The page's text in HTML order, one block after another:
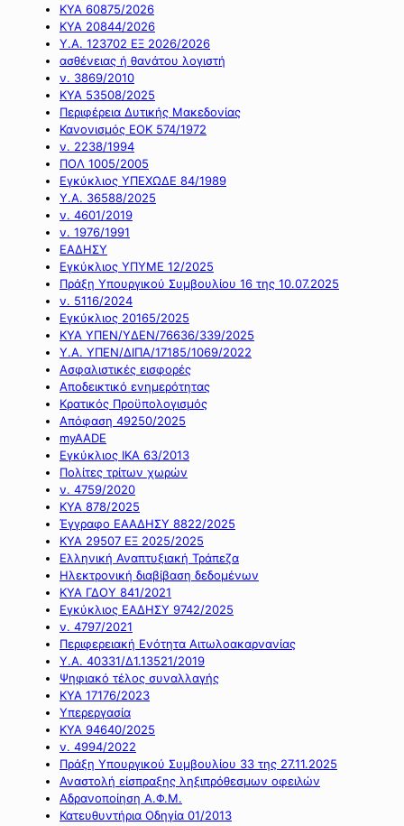
ΚΥΑ 60875/2026
ΚΥΑ 20844/2026
Υ.Α. 123702 ΕΞ 2026/2026
ασθένειας ή θανάτου λογιστή
ν. 3869/2010
ΚΥΑ 53508/2025
Περιφέρεια Δυτικής Μακεδονίας
Κανονισμός ΕΟΚ 574/1972
ν. 2238/1994
ΠΟΛ 1005/2005
Εγκύκλιος ΥΠΕΧΩΔΕ 84/1989
Υ.Α. 36588/2025
ν. 4601/2019
ν. 1976/1991
ΕΑΔΗΣΥ
Εγκύκλιος ΥΠΥΜΕ 12/2025
Πράξη Υπουργικού Συμβουλίου 16 της 10.07.2025
ν. 5116/2024
Εγκύκλιος 20165/2025
ΚΥΑ ΥΠΕΝ/ΥΔΕΝ/76636/339/2025
Υ.Α. ΥΠΕΝ/ΔΙΠΑ/17185/1069/2022
Ασφαλιστικές εισφορές
Αποδεικτικό ενημερότητας
Κρατικός Προϋπολογισμός
Απόφαση 49250/2025
myAADE
Εγκύκλιος ΙΚΑ 63/2013
Πολίτες τρίτων χωρών
ν. 4759/2020
ΚΥΑ 878/2025
Έγγραφο ΕΑΑΔΗΣΥ 8822/2025
ΚΥΑ 29507 ΕΞ 2025/2025
Ελληνική Αναπτυξιακή Τράπεζα
Ηλεκτρονική διαβίβαση δεδομένων
ΚΥΑ ΓΔΟΥ 841/2021
Εγκύκλιος ΕΑΔΗΣΥ 9742/2025
ν. 4797/2021
Περιφερειακή Ενότητα Αιτωλοακαρνανίας
Υ.Α. 40331/Δ1.13521/2019
Ψηφιακό τέλος συναλλαγής
ΚΥΑ 17176/2023
Υπερεργασία
ΚΥΑ 94640/2025
ν. 4994/2022
Πράξη Υπουργικού Συμβουλίου 33 της 27.11.2025
Αναστολή είσπραξης ληξιπρόθεσμων οφειλών
Αδρανοποίηση Α.Φ.Μ.
Κατευθυντήρια Οδηγία 01/2013